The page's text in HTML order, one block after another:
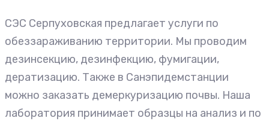
СЭС Серпуховская предлагает услуги по
обеззараживанию территории. Мы проводим
дезинсекцию, дезинфекцию, фумигации,
дератизацию. Также в Санэпидемстанции
можно заказать демеркуризацию почвы. Наша
лаборатория принимает образцы на анализ и по